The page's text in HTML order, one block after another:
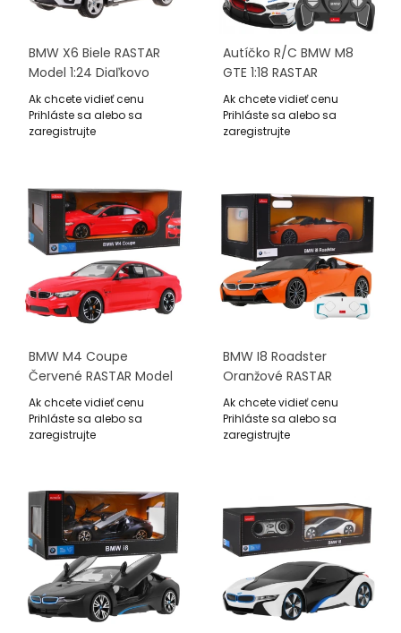
BMW X6 Biele RASTAR
Model 1:24 Diaľkovo
Ovládané Auto SUV +
Ovládač
Ak chcete vidieť cenu
Prihláste sa alebo sa
zaregistrujte
Autíčko R/C BMW M8
GTE 1:18 RASTAR
Ak chcete vidieť cenu
Prihláste sa alebo sa
zaregistrujte
BMW M4 Coupe
Červené RASTAR Model
1:14 Diaľkovo Ovládané
Auto + Ovládač 2,4 GHz
Ak chcete vidieť cenu
Prihláste sa alebo sa
zaregistrujte
BMW I8 Roadster
Oranžové RASTAR
Model 1:12 Diaľkovo
Ovládané Auto +
Ovládač 2,4 GHz
Ak chcete vidieť cenu
Prihláste sa alebo sa
zaregistrujte